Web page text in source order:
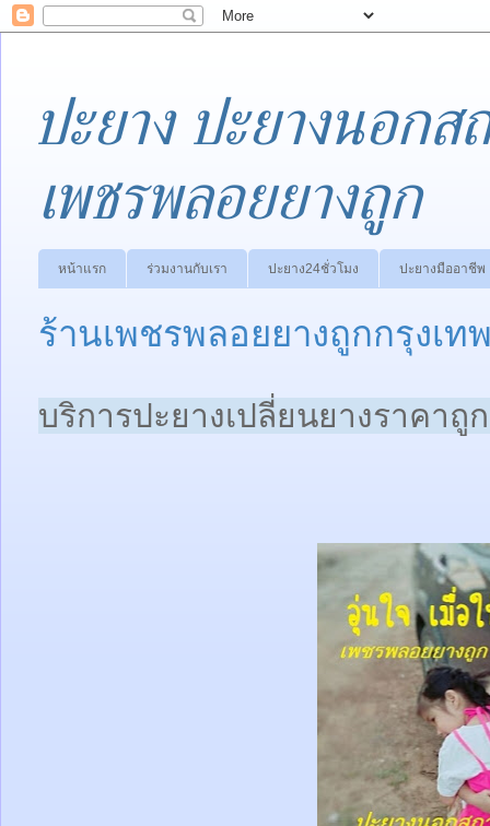
ปะยาง ปะยางนอก
เพชรพลอยยางถูก
หน้าแรก ร่วมงานกับเรา ปะยาง24ชั่วโมง ปะยางมืออาชีพ
ร้านเพชรพลอยยางถูกกรุงเท
บริการปะยางเปลี่ยนยางราคา